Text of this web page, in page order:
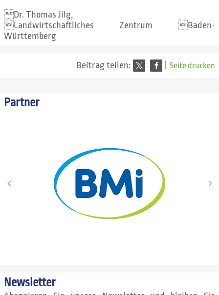
Dr. Thomas Jilg,
Landwirtschaftliches Zentrum Baden-
Württemberg
Beitrag teilen: Seite drucken
Partner
Newsletter